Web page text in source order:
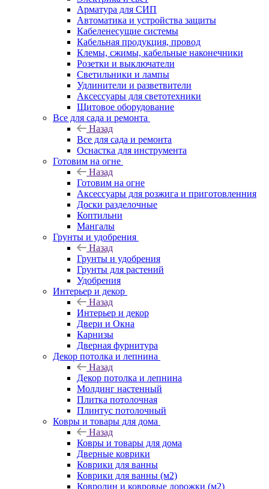
Арматура для СИП
Автоматика и устройства защиты
Кабеленесущие системы
Кабельная продукция, провод
Клемы, сжимы, кабельные наконечники
Розетки и выключатели
Светильники и лампы
Удлинители и разветвители
Аксессуары для светотехники
Щитовое оборудование
Все для сада и ремонта
Назад
Все для сада и ремонта
Оснастка для инструмента
Готовим на огне
Назад
Готовим на огне
Аксессуары для розжига и приготовленния
Доски разделочные
Коптильни
Мангалы
Грунты и удобрения
Назад
Грунты и удобрения
Грунты для растений
Удобрения
Интерьер и декор
Назад
Интерьер и декор
Двери и Окна
Карнизы
Дверная фурнитура
Декор потолка и лепнина
Назад
Декор потолка и лепнина
Молдинг настенный
Плитка потолочная
Плинтус потолочный
Ковры и товары для дома
Назад
Ковры и товары для дома
Дверные коврики
Коврики для ванны
Коврики для ванны (м2)
Ковролин и ковровые дорожки (м2)